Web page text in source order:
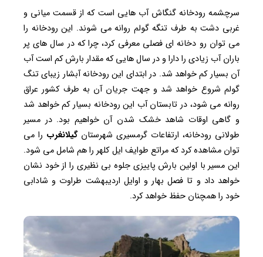
سرچشمه رودخانه گنگاش آب ‌هایی است که از قسمت میانی و
غربی دشت به ‌طرف تنگه گولم روانه می ‌شوند. این رودخانه ‌را
می ‌توان رو دخانه ‌ای فصلی معرفی کرد، چرا که در سال‌ های پر
باران آب زیادی را دارا و در سال‌ هایی که مقدار بارش کم است آب
آن بسیار کم خواهد شد. در ابتدای این رودخانه آبشار زیبای تنگ
گولم شروع خواهد شد و جهت جریان آن به ‌طرف کشور عراق
روانه می ‌شود، در تابستان آب این رودخانه بسیار کم خواهد شد
و گاهی اوقات شاهد خشک شدن آن خواهیم بود. در مسیر
طولانی رودخانه، ارتفاعات گرمسیری شهرستانگیلانغرب را می
‌توان مشاهده کرد که مراتع طوایف ایل کلهر را هم شامل می ‌شود.
این مسیر با اولین بارش پاییزی جلوه بی ‌نظیری را از خود نشان
خواهد داد و تا فصل بهار و اوایل اردیبهشت طراوت و شادابی
خود را همچنان حفظ خواهد کرد.